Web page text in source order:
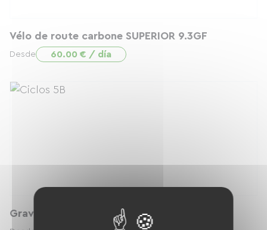
Vélo de route carbone SUPERIOR 9.3GF
Desde 60.00 € / día
Gravel flatbar WELT Stroke